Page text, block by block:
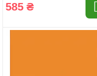
585 ₴